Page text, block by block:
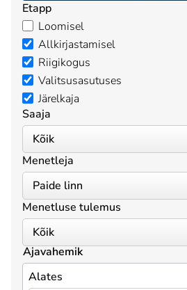
Etapp
Loomisel
Allkirjastamisel
Riigikogus
Valitsusasutuses
Järelkaja
Saaja
Menetleja
Menetluse tulemus
Ajavahemik
Alates